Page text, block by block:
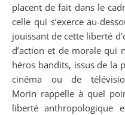
placent de fait dans le
celle qui s’exerce au-
jouissant de cette liberté
d’action et de morale qui
héros bandits, issus de la
cinéma ou de
Morin rappelle à quel
liberté